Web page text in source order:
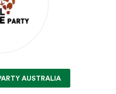
AUSTRALIA